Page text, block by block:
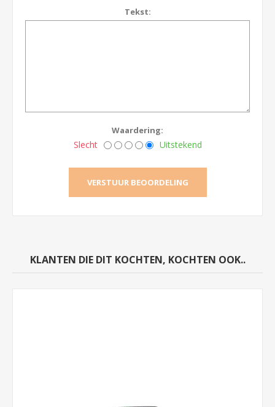
Tekst:
Waardering:
Slecht Uitstekend
KLANTEN DIE DIT KOCHTEN, KOCHTEN OOK..